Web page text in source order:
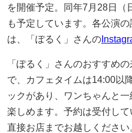
を開催予定。同年7月28日（
も予定しています。各公演
は、「ぽるく」さんの
「ぽるく」さんのおすすめ
で、カフェタイムは14:00以
ックがあり、ワンちゃんと
楽しめます。予約は受付して
直接お店までお越しください